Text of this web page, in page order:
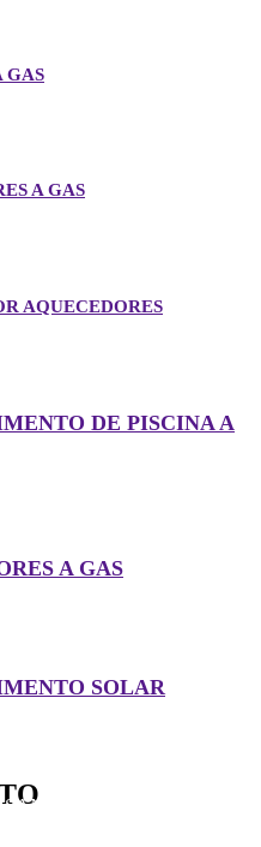
GAS
A GAS
AQUECEDORES
DE PISCINA A
A GAS
SOLAR
O FORMULÁRIO.